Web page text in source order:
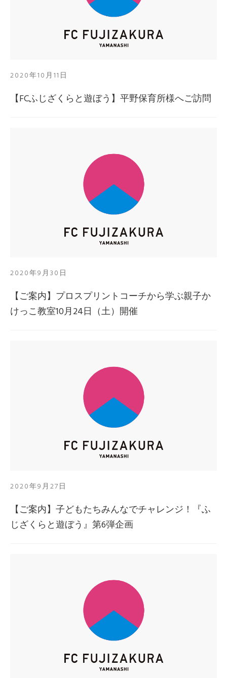
2020年10月11日
【FCふじざくらと遊ぼう】平野保育所様へご訪問
2020年9月30日
【ご案内】プロスプリントコーチから学ぶ親子か
けっこ教室10月24日（土）開催
2020年9月27日
【ご案内】子どもたちみんなでチャレンジ！『ふ
じざくらと遊ぼう』第6弾企画